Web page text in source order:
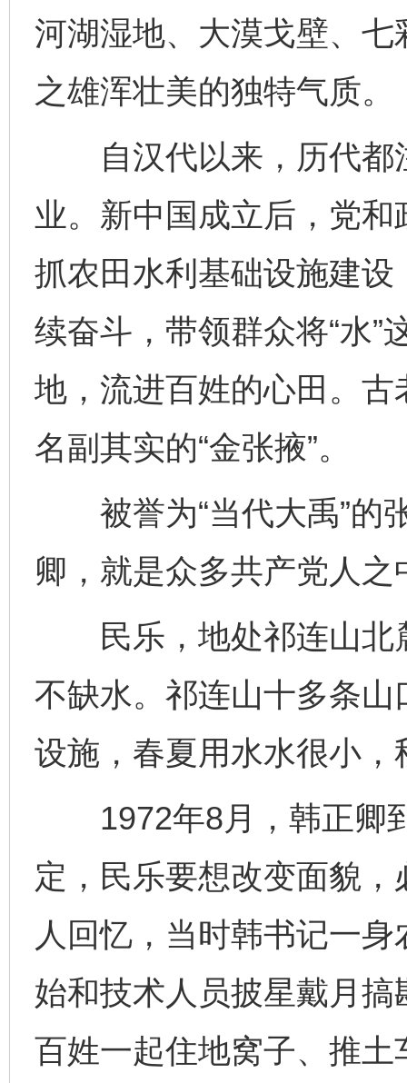
河湖湿地、大漠戈壁、
之雄浑壮美的独特气质。
自汉代以来，历代都
业。新中国成立后，党
抓农田水利基础设施建
续奋斗，带领群众将“水”
地，流进百姓的心田。
名副其实的“金张掖”。
被誉为“当代大禹”的
卿，就是众多共产党人之
民乐，地处祁连山北
不缺水。祁连山十多条
设施，春夏用水水很小
1972年8月，韩正卿
定，民乐要想改变面貌
人回忆，当时韩书记一
始和技术人员披星戴月
百姓一起住地窝子、推